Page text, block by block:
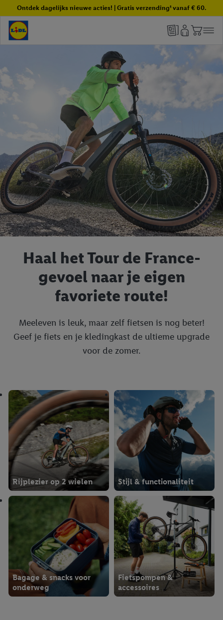
Ontdek dagelijks nieuwe acties! | Gratis verzending¹ vanaf € 60.
Haal het Tour de France-
gevoel naar je eigen
favoriete route!
Meeleven is leuk, maar zelf fietsen is nog beter!
Geef je fiets en je kledingkast de ultieme upgrade
voor de zomer.
Rijplezier op 2 wielen Stijl & functionaliteit
Bagage & snacks voor
onderweg
Fietspompen &
accessoires